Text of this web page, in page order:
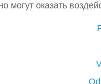
могут оказать